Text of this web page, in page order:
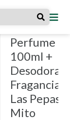
KITS- 14
Kit
Perfume
100ml +
Fragancia
Las Pepas
Mito